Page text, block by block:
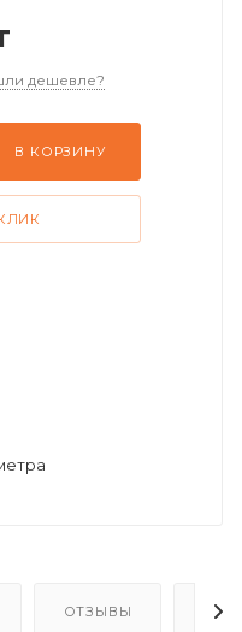
дешевле?
В КОРЗИНУ
ОТЗЫВЫ